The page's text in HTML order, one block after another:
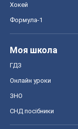
Хокей
Формула-1
Моя школа
ГДЗ
Онлайн уроки
ЗНО
СНД посібники